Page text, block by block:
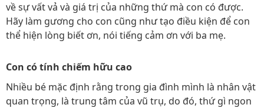
về sự vất vả và giá trị của những thứ mà con có được.
Hãy làm gương cho con cũng như tạo điều kiện để con
thể hiện lòng biết ơn, nói tiếng cảm ơn với ba mẹ.
Con có tính chiếm hữu cao
Nhiều bé mặc định rằng trong gia đình mình là nhân vật
quan trọng, là trung tâm của vũ trụ, do đó, thứ gì ngon